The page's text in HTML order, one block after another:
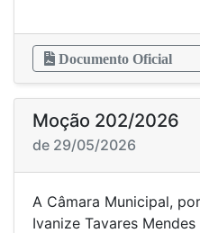
Documento Oficial
Moção 202/2026
de 29/05/2026
A Câmara Municipal,
Ivanize Tavares